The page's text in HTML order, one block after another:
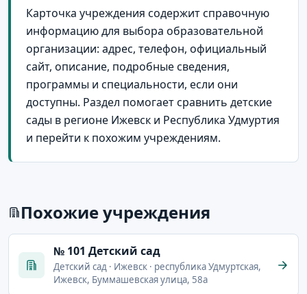
Карточка учреждения содержит справочную
информацию для выбора образовательной
организации: адрес, телефон, официальный
сайт, описание, подробные сведения,
программы и специальности, если они
доступны. Раздел помогает сравнить детские
сады в регионе Ижевск и Республика Удмуртия
и перейти к похожим учреждениям.
Похожие учреждения
№ 101 Детский сад
Детский сад · Ижевск · республика Удмуртская,
Ижевск, Буммашевская улица, 58а